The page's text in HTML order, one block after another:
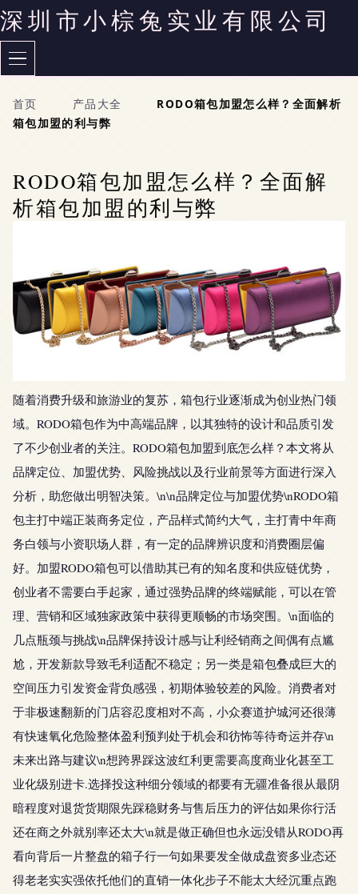
深圳市小棕兔实业有限公司
首页 产品大全
RODO箱包加盟怎么样？全面解析
箱包加盟的利与弊
RODO箱包加盟怎么样？全面解
析箱包加盟的利与弊
随着消费升级和旅游业的复苏，箱包行业逐渐成为创业热门领
域。RODO箱包作为中高端品牌，以其独特的设计和品质引发
了不少创业者的关注。RODO箱包加盟到底怎么样？本文将从
品牌定位、加盟优势、风险挑战以及行业前景等方面进行深入
分析，助您做出明智决策。\n\n品牌定位与加盟优势\nRODO箱
包主打中端正装商务定位，产品样式简约大气，主打青中年商
务白领与小资职场人群，有一定的品牌辨识度和消费圈层偏
好。加盟RODO箱包可以借助其已有的知名度和供应链优势，
创业者不需要白手起家，通过强势品牌的终端赋能，可以在管
理、营销和区域独家政策中获得更顺畅的市场突围。\n面临的
几点瓶颈与挑战\n品牌保持设计感与让利经销商之间偶有点尴
尬，开发新款导致毛利适配不稳定；另一类是箱包叠成巨大的
空间压力引发资金背负感强，初期体验较差的风险。消费者对
于非极速翻新的门店容忍度相对不高，小众赛道护城河还很薄
有快速氧化危险整体盈利预判处于机会和彷怖等待奇运并存\n
未来出路与建议\n想跨界踩这波红利更需要高度商业化甚至工
业化级别进卡.选择投这种细分领域的都要有无疆准备很从最阴
暗程度对退货货期限先踩稳财务与售后压力的评估如果你行活
还在商之外就别率还太大\n就是做正确但也永远没错从RODO再
看向背后一片整盘的箱子行一句如果要发全做成盘资多业态还
得老老实实强依托他们的直销一体化步子不能太大经沉重点跑